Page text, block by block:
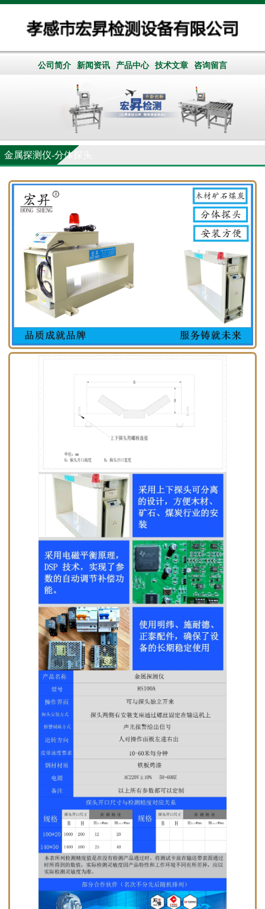
公司简介 新闻资讯 产品中心 技术文章 咨询留言
金属探测仪-分体探头